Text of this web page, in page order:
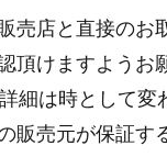
店と直接のお
けますようお
細は時として変
販売元が保証す